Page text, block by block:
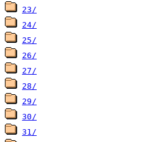
23/
24/
25/
26/
27/
28/
29/
30/
31/